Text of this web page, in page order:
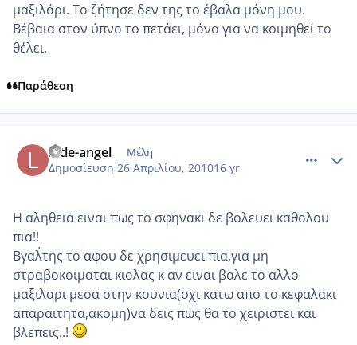
μαξιλάρι. Το ζήτησε δεν της το έβαλα μόνη μου.
Βέβαια στον ύπνο το πετάει, μόνο για να κοιμηθεί το
θέλει.
Παράθεση
little-angel Μέλη
Δημοσίευση 26 Απριλίου, 201016 yr
Η αληθεια ειναι πως το σφηνακι δε βολευει καθολου
πια!!
Βγαλ΄της το αφου δε χρησιμευει πια,για μη
στραβοκοιμαται κιολας κ αν ειναι βαλε το αλλο
μαξιλαρι μεσα στην κουνια(οχι κατω απο το κεφαλακι
απαραιτητα,ακομη)να δεις πως θα το χειριστει και
βλεπεις..!